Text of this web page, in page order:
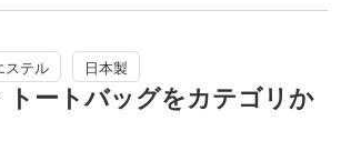
に是非ご活
ステル 日本製
トートバッグをカテゴリか